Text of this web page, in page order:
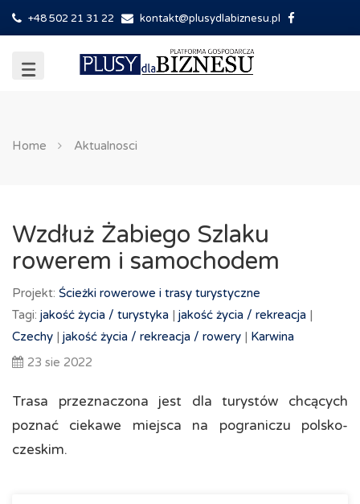
+48 502 21 31 22 kontakt@plusydlabiznesu.pl
Home Aktualnosci
Wzdłuż Żabiego Szlaku
rowerem i samochodem
Projekt: Ścieżki rowerowe i trasy turystyczne
Tagi: jakość życia / turystyka | jakość życia / rekreacja |
Czechy | jakość życia / rekreacja / rowery | Karwina
23 sie 2022
Trasa przeznaczona jest dla turystów chcących
poznać ciekawe miejsca na pograniczu polsko-
czeskim.